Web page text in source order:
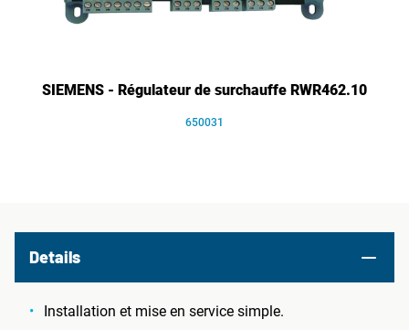
SIEMENS - Régulateur de surchauffe RWR462.10
650031
Details
Installation et mise en service simple.